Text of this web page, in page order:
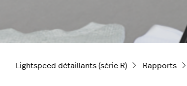
Lightspeed détaillants (série R) Rapports